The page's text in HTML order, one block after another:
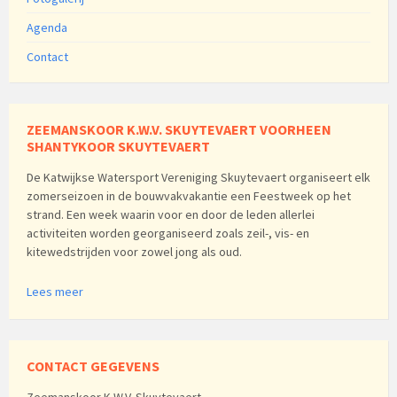
Agenda
Contact
ZEEMANSKOOR K.W.V. SKUYTEVAERT VOORHEEN
SHANTYKOOR SKUYTEVAERT
De Katwijkse Watersport Vereniging Skuytevaert organiseert elk
zomerseizoen in de bouwvakvakantie een Feestweek op het
strand. Een week waarin voor en door de leden allerlei
activiteiten worden georganiseerd zoals zeil-, vis- en
kitewedstrijden voor zowel jong als oud.
Lees meer
CONTACT GEGEVENS